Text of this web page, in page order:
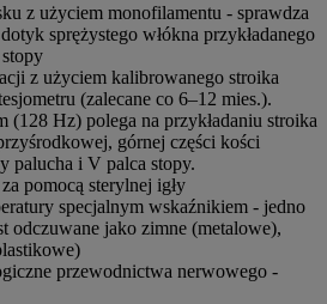
z użyciem monofilamentu - sprawdza
sprężystego włókna przykładanego
z użyciem kalibrowanego stroika
(zalecane co 6–12 mies.).
(128 Hz) polega na przykładaniu stroika
górnej części kości
palucha i V palca stopy.
pomocą sterylnej igły
specjalnym wskaźnikiem - jedno
odczuwane jako zimne (metalowe),
przewodnictwa nerwowego -